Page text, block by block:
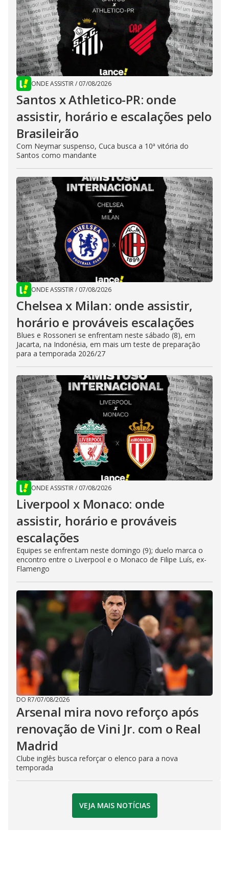
ONDE ASSISTIR/ 07/08/2026
Santos x Athletico-PR: onde
assistir, horário e escalações pelo
Brasileirão
Com Neymar suspenso, Cuca busca a 10ª vitória do
Santos como mandante
ONDE ASSISTIR/ 07/08/2026
Chelsea x Milan: onde assistir,
horário e prováveis escalações
Blues e Rossoneri se enfrentam neste sábado (8), em
Jacarta, na Indonésia, em mais um teste de preparação
para a temporada 2026/27
ONDE ASSISTIR/ 07/08/2026
Liverpool x Monaco: onde
assistir, horário e prováveis
escalações
Equipes se enfrentam neste domingo (9); duelo marca o
encontro entre o Liverpool e o Monaco de Filipe Luís, ex-
Flamengo
DO R7/07/08/2026
Arsenal mira novo reforço após
renovação de Vini Jr. com o Real
Madrid
Clube inglês busca reforçar o elenco para a nova
temporada
VEJA MAIS NOTÍCIAS